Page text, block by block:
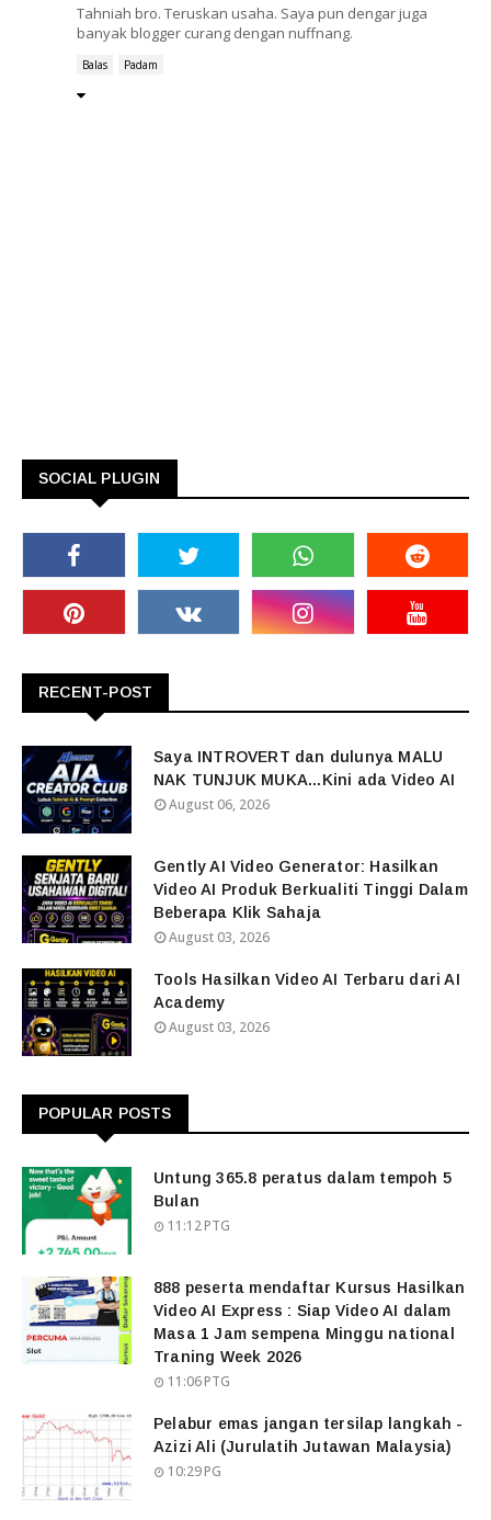
Tahniah bro. Teruskan usaha. Saya pun dengar juga
banyak blogger curang dengan nuffnang.
Balas Padam
SOCIAL PLUGIN
RECENT-POST
Saya INTROVERT dan dulunya MALU
NAK TUNJUK MUKA...Kini ada Video AI
August 06, 2026
Gently AI Video Generator: Hasilkan
Video AI Produk Berkualiti Tinggi Dalam
Beberapa Klik Sahaja
August 03, 2026
Tools Hasilkan Video AI Terbaru dari AI
Academy
August 03, 2026
POPULAR POSTS
Untung 365.8 peratus dalam tempoh 5
Bulan
11:12 PTG
888 peserta mendaftar Kursus Hasilkan
Video AI Express : Siap Video AI dalam
Masa 1 Jam sempena Minggu national
Traning Week 2026
11:06 PTG
Pelabur emas jangan tersilap langkah -
Azizi Ali (Jurulatih Jutawan Malaysia)
10:29 PG